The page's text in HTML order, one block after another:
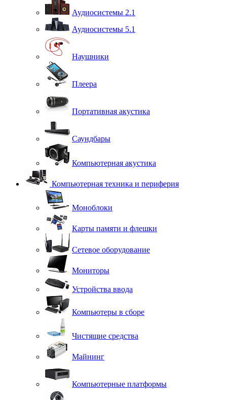
Аудиосистемы 2.1
Аудиосистемы 5.1
Наушники
Плеера
Портативная акустика
Саундбары
Компьютерная акустика
Компьютерная техника и периферия
Моноблоки
Карты памяти и флешки
Сетевое оборудование
Мониторы
Устройства ввода
Компьютеры в сборе
Чистящие средства
Майнинг
Компьютерные платформы